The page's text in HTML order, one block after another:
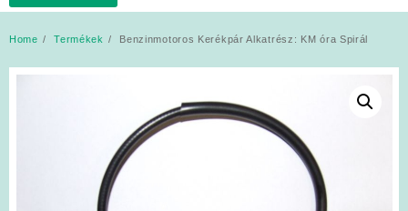
Home Termékek Benzinmotoros Kerékpár Alkatrész: KM óra Spirál